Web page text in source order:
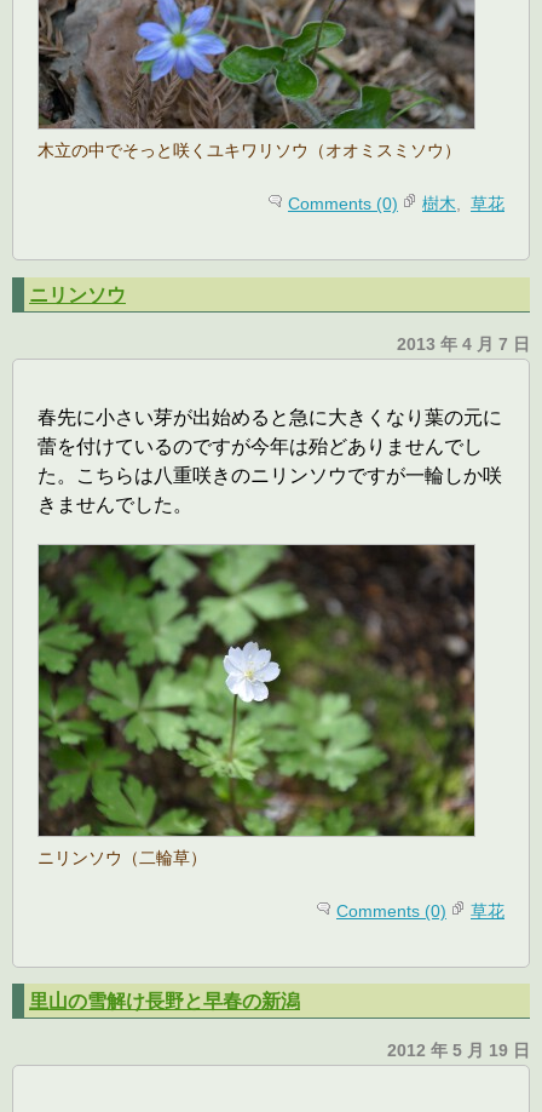
木立の中でそっと咲くユキワリソウ（オオミスミソウ）
Comments (0) 樹木 草花
ニリンソウ
2013 年 4 月 7 日
春先に小さい芽が出始めると急に大きくなり葉の元に
蕾を付けているのですが今年は殆どありませんでし
た。こちらは八重咲きのニリンソウですが一輪しか咲
きませんでした。
ニリンソウ（二輪草）
Comments (0) 草花
里山の雪解け長野と早春の新潟
2012 年 5 月 19 日